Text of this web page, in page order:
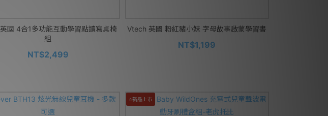
國 4合1多功能互動學習點讀寫桌椅
組
NT$2,499
Vtech 英國 粉紅豬小妹 字母故事啟蒙學習書
NT$1,199
⭐新品上市